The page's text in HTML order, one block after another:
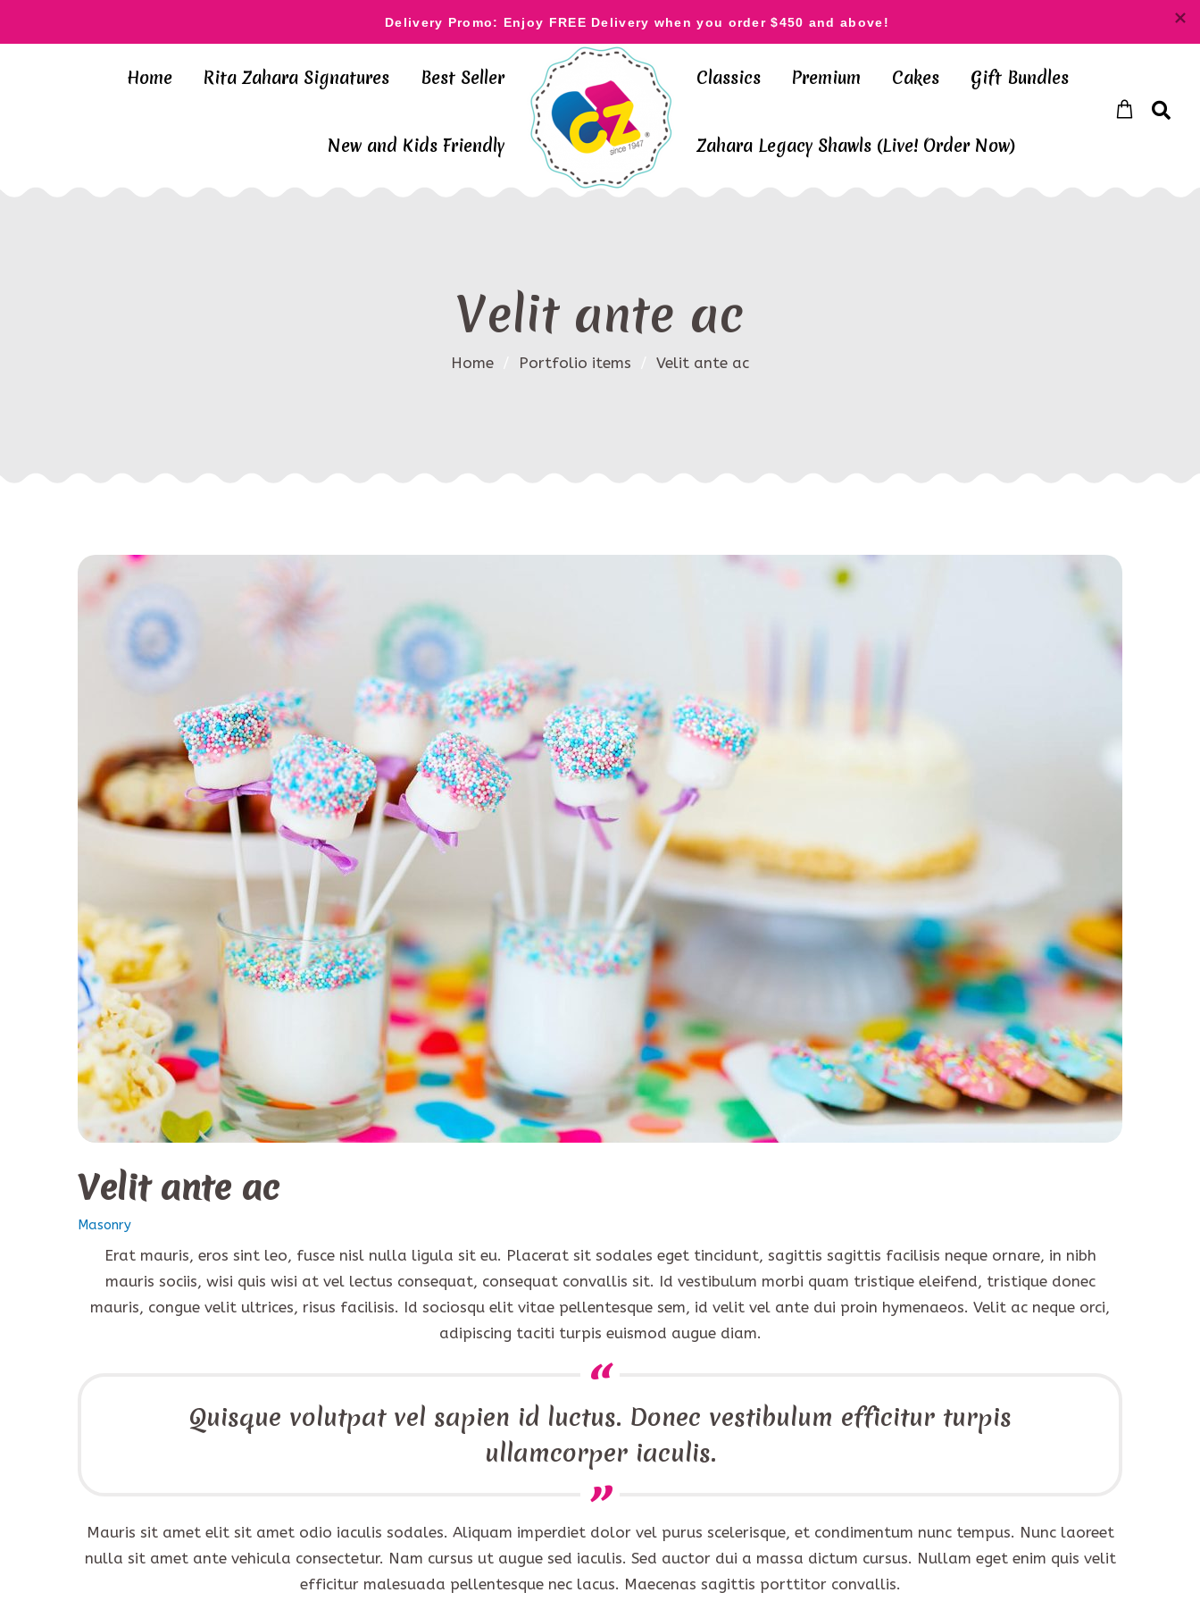
Home Rita Zahara Signatures Best Seller
New and Kids Friendly
Classics Premium Cakes Gift Bundles
Zahara Legacy Shawls (Live! Order Now)
Velit ante ac
Home Portfolio items Velit ante ac
Velit ante ac
Masonry
Erat mauris, eros sint leo, fusce nisl nulla ligula sit eu. Placerat sit sodales eget tincidunt, sagittis sagittis facilisis neque ornare, in nibh
mauris sociis, wisi quis wisi at vel lectus consequat, consequat convallis sit. Id vestibulum morbi quam tristique eleifend, tristique donec
mauris, congue velit ultrices, risus facilisis. Id sociosqu elit vitae pellentesque sem, id velit vel ante dui proin hymenaeos. Velit ac neque orci,
adipiscing taciti turpis euismod augue diam.
Quisque volutpat vel sapien id luctus. Donec vestibulum efficitur turpis
ullamcorper iaculis.
Mauris sit amet elit sit amet odio iaculis sodales. Aliquam imperdiet dolor vel purus scelerisque, et condimentum nunc tempus. Nunc laoreet
nulla sit amet ante vehicula consectetur. Nam cursus ut augue sed iaculis. Sed auctor dui a massa dictum cursus. Nullam eget enim quis velit
efficitur malesuada pellentesque nec lacus. Maecenas sagittis porttitor convallis.
Delivery Promo: Enjoy FREE Delivery when you order $450 and above!